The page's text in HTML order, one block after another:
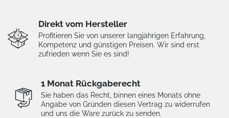
Direkt vom Hersteller
Profitieren Sie von unserer langjährigen Erfahrung,
Kompetenz und günstigen Preisen. Wir sind erst
zufrieden wenn Sie es sind!
1 Monat Rückgaberecht
Sie haben das Recht, binnen eines Monats ohne
Angabe von Gründen diesen Vertrag zu widerrufen
und uns die Ware zurück zu senden.